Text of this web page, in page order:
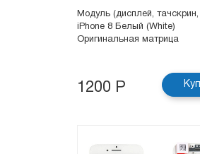
Модуль (дисплей,
iPhone 8 Белый (White)
Оригинальная матрица
1200 Р